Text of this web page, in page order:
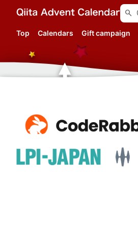
search
Top Calendars Gift campaign